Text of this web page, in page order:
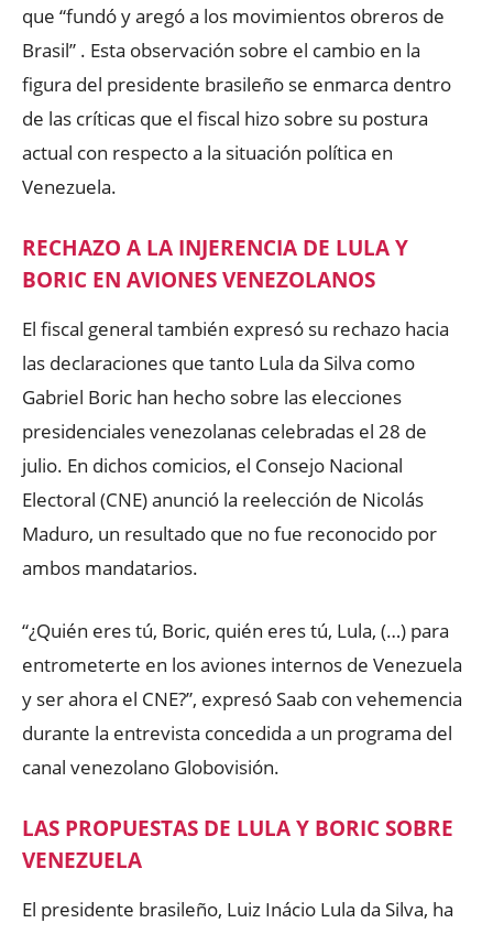
que “fundó y aregó a los movimientos obreros de
Brasil” . Esta observación sobre el cambio en la
figura del presidente brasileño se enmarca dentro
de las críticas que el fiscal hizo sobre su postura
actual con respecto a la situación política en
Venezuela.
RECHAZO A LA INJERENCIA DE LULA Y
BORIC EN AVIONES VENEZOLANOS
El fiscal general también expresó su rechazo hacia
las declaraciones que tanto Lula da Silva como
Gabriel Boric han hecho sobre las elecciones
presidenciales venezolanas celebradas el 28 de
julio. En dichos comicios, el Consejo Nacional
Electoral (CNE) anunció la reelección de Nicolás
Maduro, un resultado que no fue reconocido por
ambos mandatarios.
“¿Quién eres tú, Boric, quién eres tú, Lula, (…) para
entrometerte en los aviones internos de Venezuela
y ser ahora el CNE?”, expresó Saab con vehemencia
durante la entrevista concedida a un programa del
canal venezolano Globovisión.
LAS PROPUESTAS DE LULA Y BORIC SOBRE
VENEZUELA
El presidente brasileño, Luiz Inácio Lula da Silva, ha